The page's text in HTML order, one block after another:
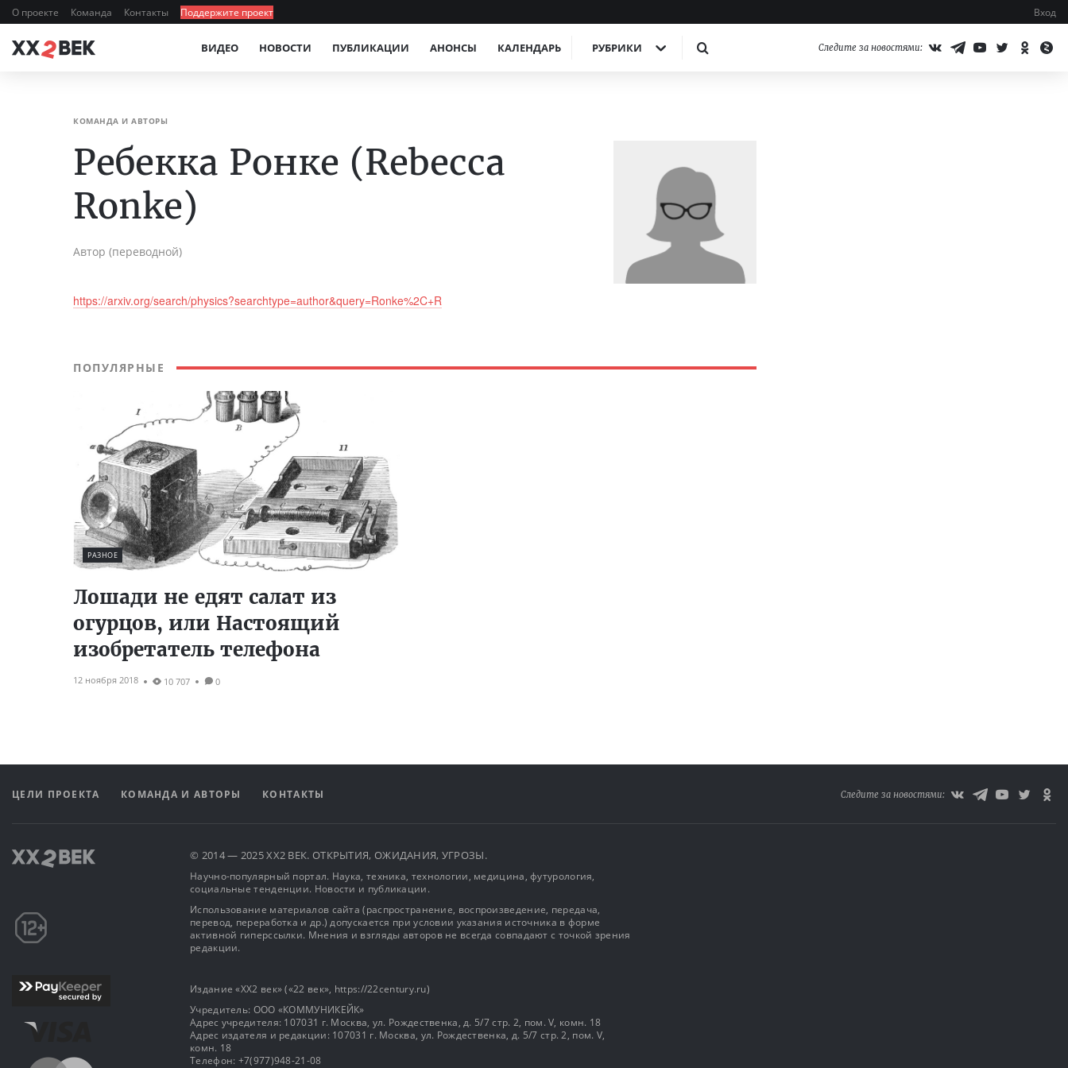
О проекте Команда Контакты Поддержите проект Вход
ВИДЕО НОВОСТИ ПУБЛИКАЦИИ АНОНСЫ КАЛЕНДАРЬ РУБРИКИ Следите за новостями:
КОМАНДА И АВТОРЫ
Ребекка Ронке (Rebecca
Ronke)
Автор (переводной)
https://arxiv.org/search/physics?searchtype=author&query=Ronke%2C+R
ПОПУЛЯРНЫЕ
РАЗНОЕ
Лошади не едят салат из
огурцов, или Настоящий
изобретатель телефона
12 ноября 2018 10 707 0
ЦЕЛИ ПРОЕКТА КОМАНДА И АВТОРЫ КОНТАКТЫ Следите за новостями:
© 2014 — 2025 XX2 ВЕК. ОТКРЫТИЯ, ОЖИДАНИЯ, УГРОЗЫ.
Научно-популярный портал. Наука, техника, технологии, медицина, футурология,
социальные тенденции. Новости и публикации.
Использование материалов сайта (распространение, воспроизведение, передача,
перевод, переработка и др.) допускается при условии указания источника в форме
активной гиперссылки. Мнения и взгляды авторов не всегда совпадают с точкой зрения
редакции.
Издание «XX2 век» («22 век», https://22century.ru)
Учредитель: OOO «КОММУНИКЕЙК»
Адрес учредителя: 107031 г. Москва, ул. Рождественка, д. 5/7 стр. 2, пом. V, комн. 18
Адрес издателя и редакции: 107031 г. Москва, ул. Рождественка, д. 5/7 стр. 2, пом. V,
комн. 18
Телефон: +7(977)948-21-08